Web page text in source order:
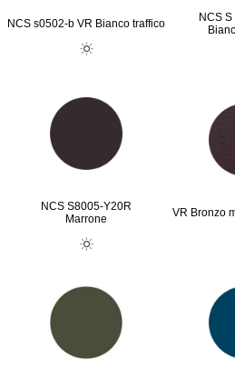
NCS s0502-b VR Bianco traffico
NCS
NCS S8005-Y20R
Marrone
VR Bronzo